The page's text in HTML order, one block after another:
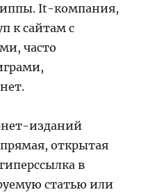
It-компания,
к сайтам с
часто
изданий
открытая
в
статью или